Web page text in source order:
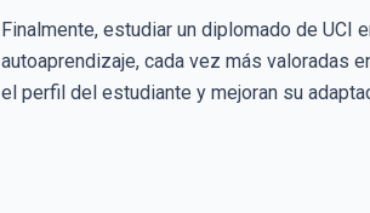
Finalmente, estudiar un diplomado de
autoaprendizaje, cada vez más valoradas
el perfil del estudiante y mejoran su